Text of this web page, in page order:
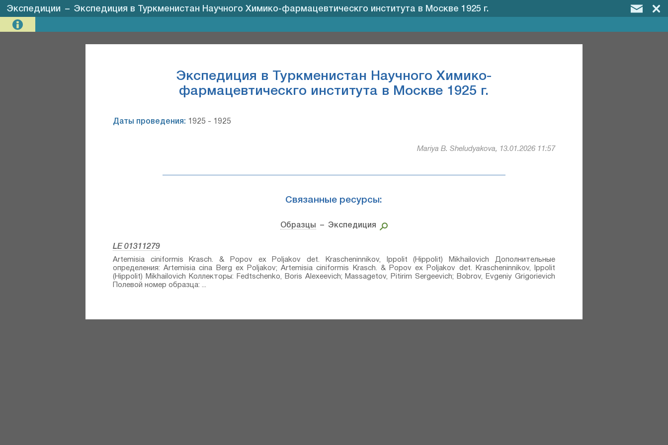
Экспедиции – Экспедиция в Туркменистан Научного Химико-фармацевтическго института в Москве 1925 г.
Экспедиция в Туркменистан Научного Химико-
фармацевтическго института в Москве 1925 г.
Даты проведения: 1925 - 1925
Mariya B. Sheludyakova, 13.01.2026 11:57
Связанные ресурсы:
Образцы – Экспедиция
LE 01311279
Artemisia ciniformis Krasch. & Popov ex Poljakov⁣ det. Krascheninnikov, Ippolit (Hippolit) Mikhailovich Дополнительные
определения: Artemisia cina Berg ex Poljakov⁣; Artemisia ciniformis Krasch. & Popov ex Poljakov⁣ det. Krascheninnikov, Ippolit
(Hippolit) Mikhailovich Коллекторы: Fedtschenko, Boris Alexeevich; Massagetov, Pitirim Sergeevich; Bobrov, Evgeniy Grigorievich
Полевой номер образца: ...